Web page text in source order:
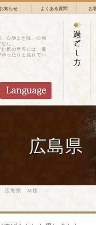
お知らせ よくある質問 お
、心地よき味、心地
し。
む雅の世界には、優
ゆったりと流れてい
】 広島
広島県 Ｍ様